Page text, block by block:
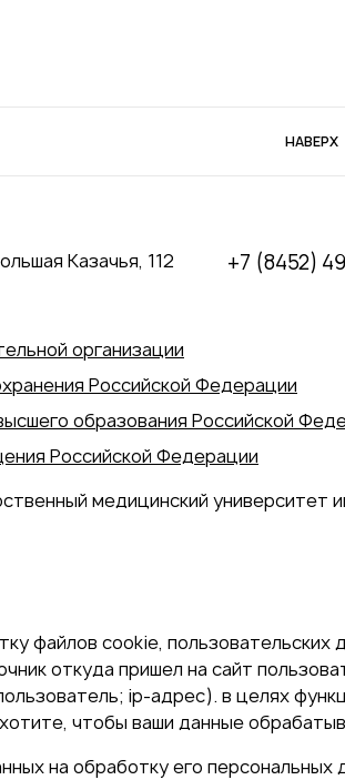
НАВЕРХ
Казачья, 112
+7 (8452)
организации
Российской Федерации
образования Российской
Российской Федерации
медицинский университет
файлов cookie,
откуда пришел на сайт
ip-адрес). в целях
чтобы ваши данные
на обработку его персональных